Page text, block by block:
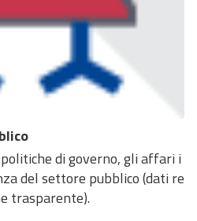
di governo, gli affari i
del settore pubblico (dati re
trasparente).